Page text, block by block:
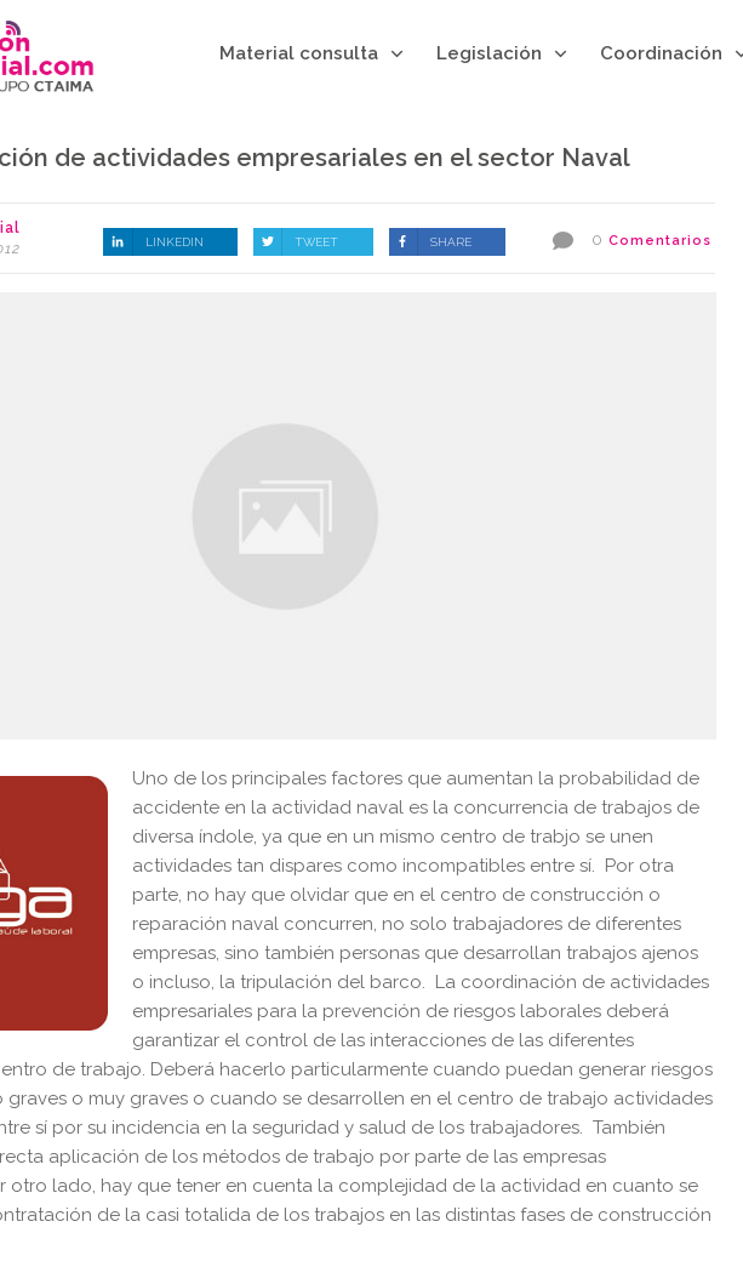
Material consulta Legislación Coordinación
de actividades empresariales en el sector Naval
LINKEDIN TWEET SHARE 0 Comentarios
Uno de los principales factores que aumentan la probabilidad de
accidente en la actividad naval es la concurrencia de trabajos de
diversa índole, ya que en un mismo centro de trabjo se unen
actividades tan dispares como incompatibles entre sí. Por otra
parte, no hay que olvidar que en el centro de construcción o
reparación naval concurren, no solo trabajadores de diferentes
empresas, sino también personas que desarrollan trabajos ajenos
o incluso, la tripulación del barco. La coordinación de actividades
empresariales para la prevención de riesgos laborales deberá
garantizar el control de las interacciones de las diferentes
de trabajo. Deberá hacerlo particularmente cuando puedan generar riesgos
o muy graves o cuando se desarrollen en el centro de trabajo actividades
sí por su incidencia en la seguridad y salud de los trabajadores. También
aplicación de los métodos de trabajo por parte de las empresas
otro lado, hay que tener en cuenta la complejidad de la actividad en cuanto se
de la casi totalida de los trabajos en las distintas fases de construcción